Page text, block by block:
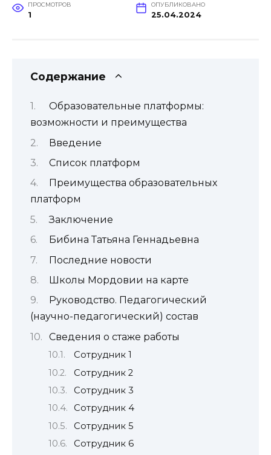
ПРОСМОТРОВ
1
ОПУБЛИКОВАНО
25.04.2024
Содержание
Образовательные платформы:
возможности и преимущества
Введение
Список платформ
Преимущества образовательных
платформ
Заключение
Бибина Татьяна Геннадьевна
Последние новости
Школы Мордовии на карте
Руководство. Педагогический
(научно-педагогический) состав
Сведения о стаже работы
Сотрудник 1
Сотрудник 2
Сотрудник 3
Сотрудник 4
Сотрудник 5
Сотрудник 6